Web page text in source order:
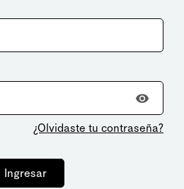
¿Olvidaste tu contraseña?
Ingresar